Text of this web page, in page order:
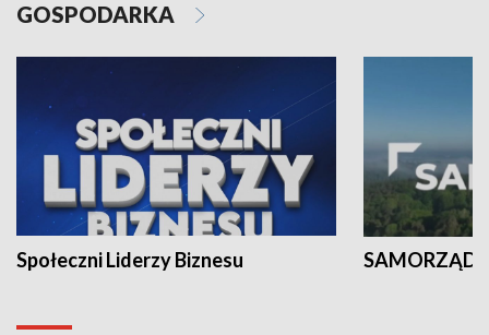
GOSPODARKA
Społeczni Liderzy Biznesu SAMORZĄD